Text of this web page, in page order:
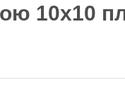
10х10